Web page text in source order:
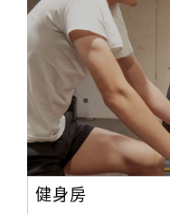
健身房